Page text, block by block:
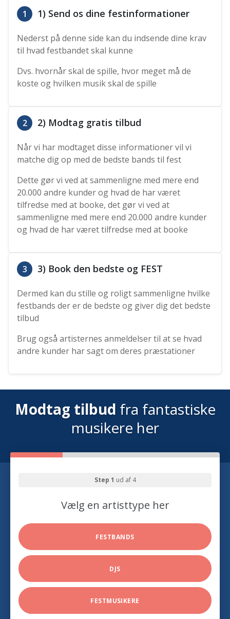
1 1) Send os dine festinformationer
Nederst på denne side kan du indsende dine krav
til hvad festbandet skal kunne
Dvs. hvornår skal de spille, hvor meget må de
koste og hvilken musik skal de spille
2 2) Modtag gratis tilbud
Når vi har modtaget disse informationer vil vi
matche dig op med de bedste bands til fest
Dette gør vi ved at sammenligne med mere end
20.000 andre kunder og hvad de har været
tilfredse med at booke, det gør vi ved at
sammenligne med mere end 20.000 andre kunder
og hvad de har været tilfredse med at booke
3 3) Book den bedste og FEST
Dermed kan du stille og roligt sammenligne hvilke
festbands der er de bedste og giver dig det bedste
tilbud
Brug også artisternes anmeldelser til at se hvad
andre kunder har sagt om deres præstationer
Modtag tilbud fra fantastiske
musikere her
Step 1 ud af 4
Vælg en artisttype her
FESTBANDS
DJS
FESTMUSIKERE